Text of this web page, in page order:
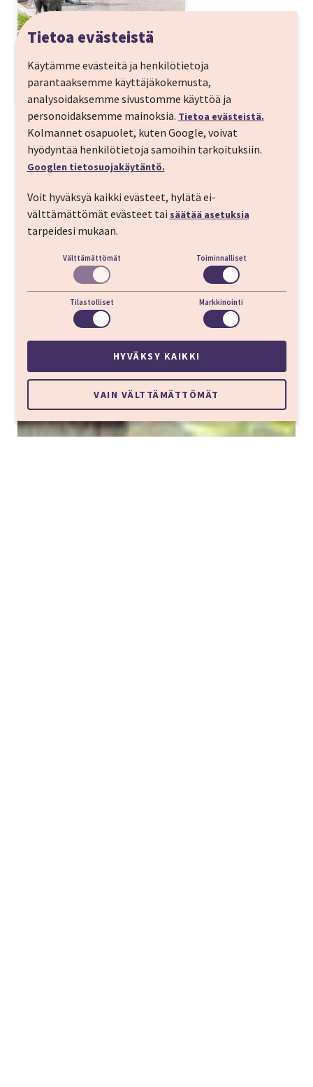
Riika
MATKAKOHDE
Kasvis- ja vegaaniruoat Tallinnassa
Tietoa evästeistä
Käytämme evästeitä ja henkilötietoja
parantaaksemme käyttäjäkokemusta,
analysoidaksemme sivustomme käyttöä ja
personoidaksemme mainoksia. Tietoa evästeistä.
Kolmannet osapuolet, kuten Google, voivat
hyödyntää henkilötietoja samoihin tarkoituksiin.
Googlen tietosuojakäytäntö.
Voit hyväksyä kaikki evästeet, hylätä ei-
välttämättömät evästeet tai säätää asetuksia
tarpeidesi mukaan.
Välttämättömät Toiminnalliset
Tilastolliset Markkinointi
HYVÄKSY KAIKKI
VAIN VÄLTTÄMÄTTÖMÄT